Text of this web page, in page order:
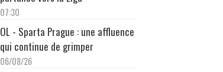
07:30
OL - Sparta Prague : une affluence
qui continue de grimper
06/08/26